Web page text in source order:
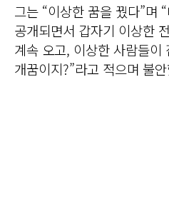
그는 “이상한 꿈을 꿨다”며
공개되면서 갑자기 이상한
계속 오고, 이상한 사람들이
개꿈이지?”라고 적으며 불